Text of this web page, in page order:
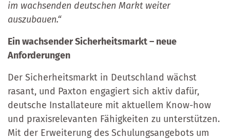
im wachsenden deutschen Markt weiter
auszubauen.“
Ein wachsender Sicherheitsmarkt – neue
Anforderungen
Der Sicherheitsmarkt in Deutschland wächst
rasant, und Paxton engagiert sich aktiv dafür,
deutsche Installateure mit aktuellem Know-how
und praxisrelevanten Fähigkeiten zu unterstützen.
Mit der Erweiterung des Schulungsangebots um